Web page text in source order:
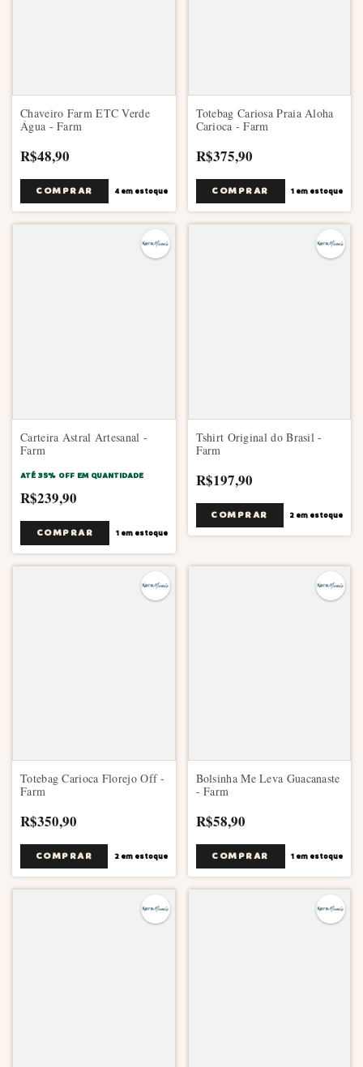
Chaveiro Farm ETC Verde
Água - Farm
R$48,90
4em estoque
Totebag Cariosa Praia Aloha
Carioca - Farm
R$375,90
1 em estoque
Carteira Astral Artesanal -
Farm
ATÉ 35% OFF EM QUANTIDADE
R$239,90
1em estoque
Tshirt Original do Brasil -
Farm
R$197,90
COMPRAR 2 em estoque
Totebag Carioca Florejo Off -
Farm
R$350,90
2em estoque
Bolsinha Me Leva Guacanaste
- Farm
R$58,90
1 em estoque